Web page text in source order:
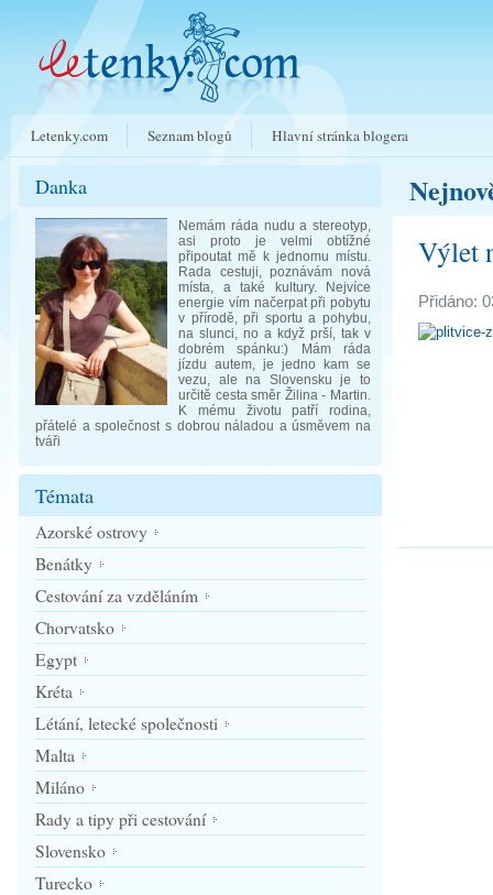
Letenky.com Seznam blogů Hlavní stránka blogera
Danka
Nemám ráda nudu a stereotyp,
asi proto je velmi obtížné
připoutat mě k jednomu místu.
Rada cestuji, poznávám nová
místa, a také kultury. Nejvíce
energie vím načerpat při pobytu
v přírodě, při sportu a pohybu,
na slunci, no a když prší, tak v
dobrém spánku:) Mám ráda
jízdu autem, je jedno kam se
vezu, ale na Slovensku je to
určitě cesta směr Žilina - Martin.
K mému životu patří rodina,
přátelé a společnost s dobrou náladou a úsměvem na
tváři
Témata
Azorské ostrovy
Benátky
Cestování za vzděláním
Chorvatsko
Egypt
Kréta
Létání, letecké společnosti
Malta
Miláno
Rady a tipy při cestování
Slovensko
Turecko
Výlet
Přidáno: